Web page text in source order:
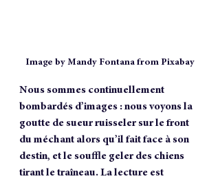
Image by Mandy Fontana from Pixabay
Nous sommes continuellement
bombardés d’images : nous voyons la
goutte de sueur ruisseler sur le front
du méchant alors qu’il fait face à son
destin, et le souffle geler des chiens
tirant le traîneau. La lecture est